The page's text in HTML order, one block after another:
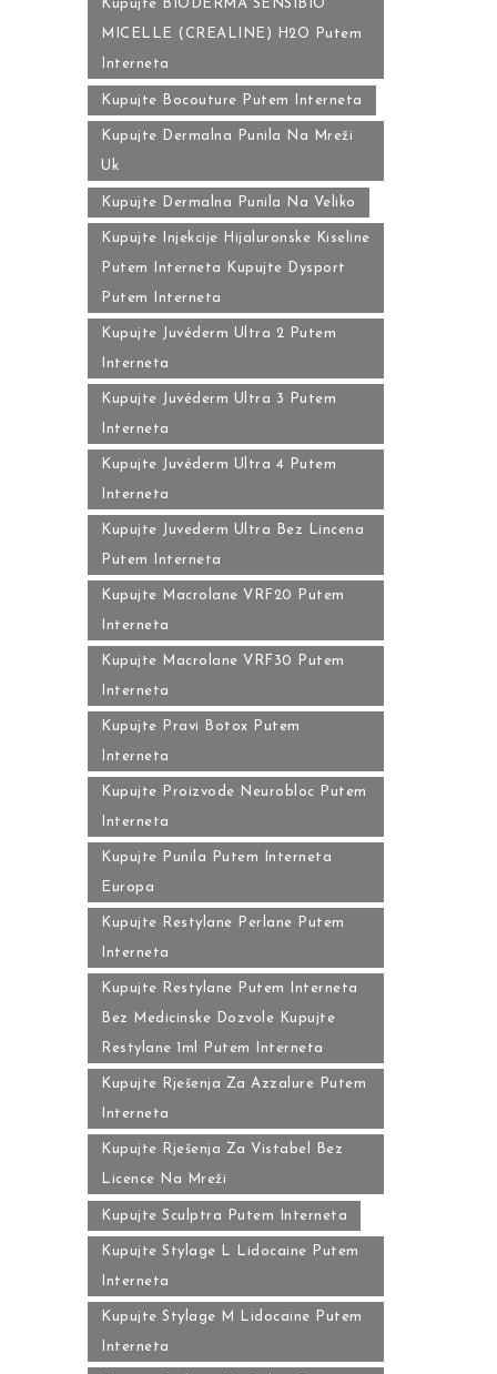
Kupujte BIODERMA SENSIBIO
MICELLE (CREALINE) H2O Putem
Interneta
Kupujte Bocouture Putem Interneta
Kupujte Dermalna Punila Na Mreži
Uk
Kupujte Dermalna Punila Na Veliko
Kupujte Injekcije Hijaluronske Kiseline
Putem Interneta Kupujte Dysport
Putem Interneta
Kupujte Juvéderm Ultra 2 Putem
Interneta
Kupujte Juvéderm Ultra 3 Putem
Interneta
Kupujte Juvéderm Ultra 4 Putem
Interneta
Kupujte Juvederm Ultra Bez Lincena
Putem Interneta
Kupujte Macrolane VRF20 Putem
Interneta
Kupujte Macrolane VRF30 Putem
Interneta
Kupujte Pravi Botox Putem
Interneta
Kupujte Proizvode Neurobloc Putem
Interneta
Kupujte Punila Putem Interneta
Europa
Kupujte Restylane Perlane Putem
Interneta
Kupujte Restylane Putem Interneta
Bez Medicinske Dozvole Kupujte
Restylane 1ml Putem Interneta
Kupujte Rješenja Za Azzalure Putem
Interneta
Kupujte Rješenja Za Vistabel Bez
Licence Na Mreži
Kupujte Sculptra Putem Interneta
Kupujte Stylage L Lidocaine Putem
Interneta
Kupujte Stylage M Lidocaine Putem
Interneta